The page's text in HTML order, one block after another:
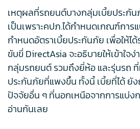
เหตุผลที่รถยนต์บางกลุ่มเบี้ยประกั
เป็นเพราะคปภ.ได้กำหนดเกณฑ์กา
กำหนดอัตราเบี้ยประกันภัย เพื่อให้ไ
ขับขี่ DirectAsia จะอธิบายให้เข้าใจ
กลุ่มรถยนต์ รวมถึงยี่ห้อ และรุ่นรถ
ประกันภัยที่แพงขึ้น ทั้งนี้ เบี้ยที่ได้ ยั
ปัจจัยอื่น ๆ ที่นอกเหนือจากการแบ่
อ่านกันเลย